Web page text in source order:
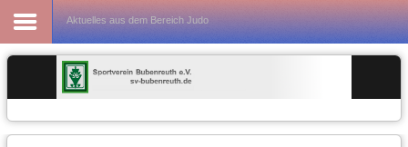
Aktuelles aus dem Bereich Judo
Fußball